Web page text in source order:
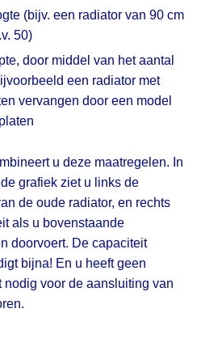
(bijv. een radiator van 90 cm
50)
door middel van het aantal
een radiator met
vervangen door een model
u deze maatregelen. In
grafiek ziet u links de
de oude radiator, en rechts
als u bovenstaande
doorvoert. De capaciteit
bijna! En u heeft geen
nodig voor de aansluiting van